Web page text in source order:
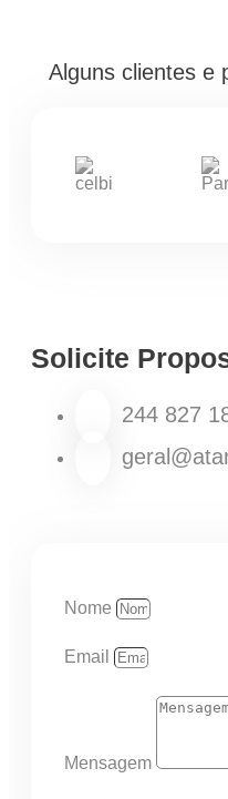
Alguns clientes e
Solicite
244 827
Nome
Email
Mensagem